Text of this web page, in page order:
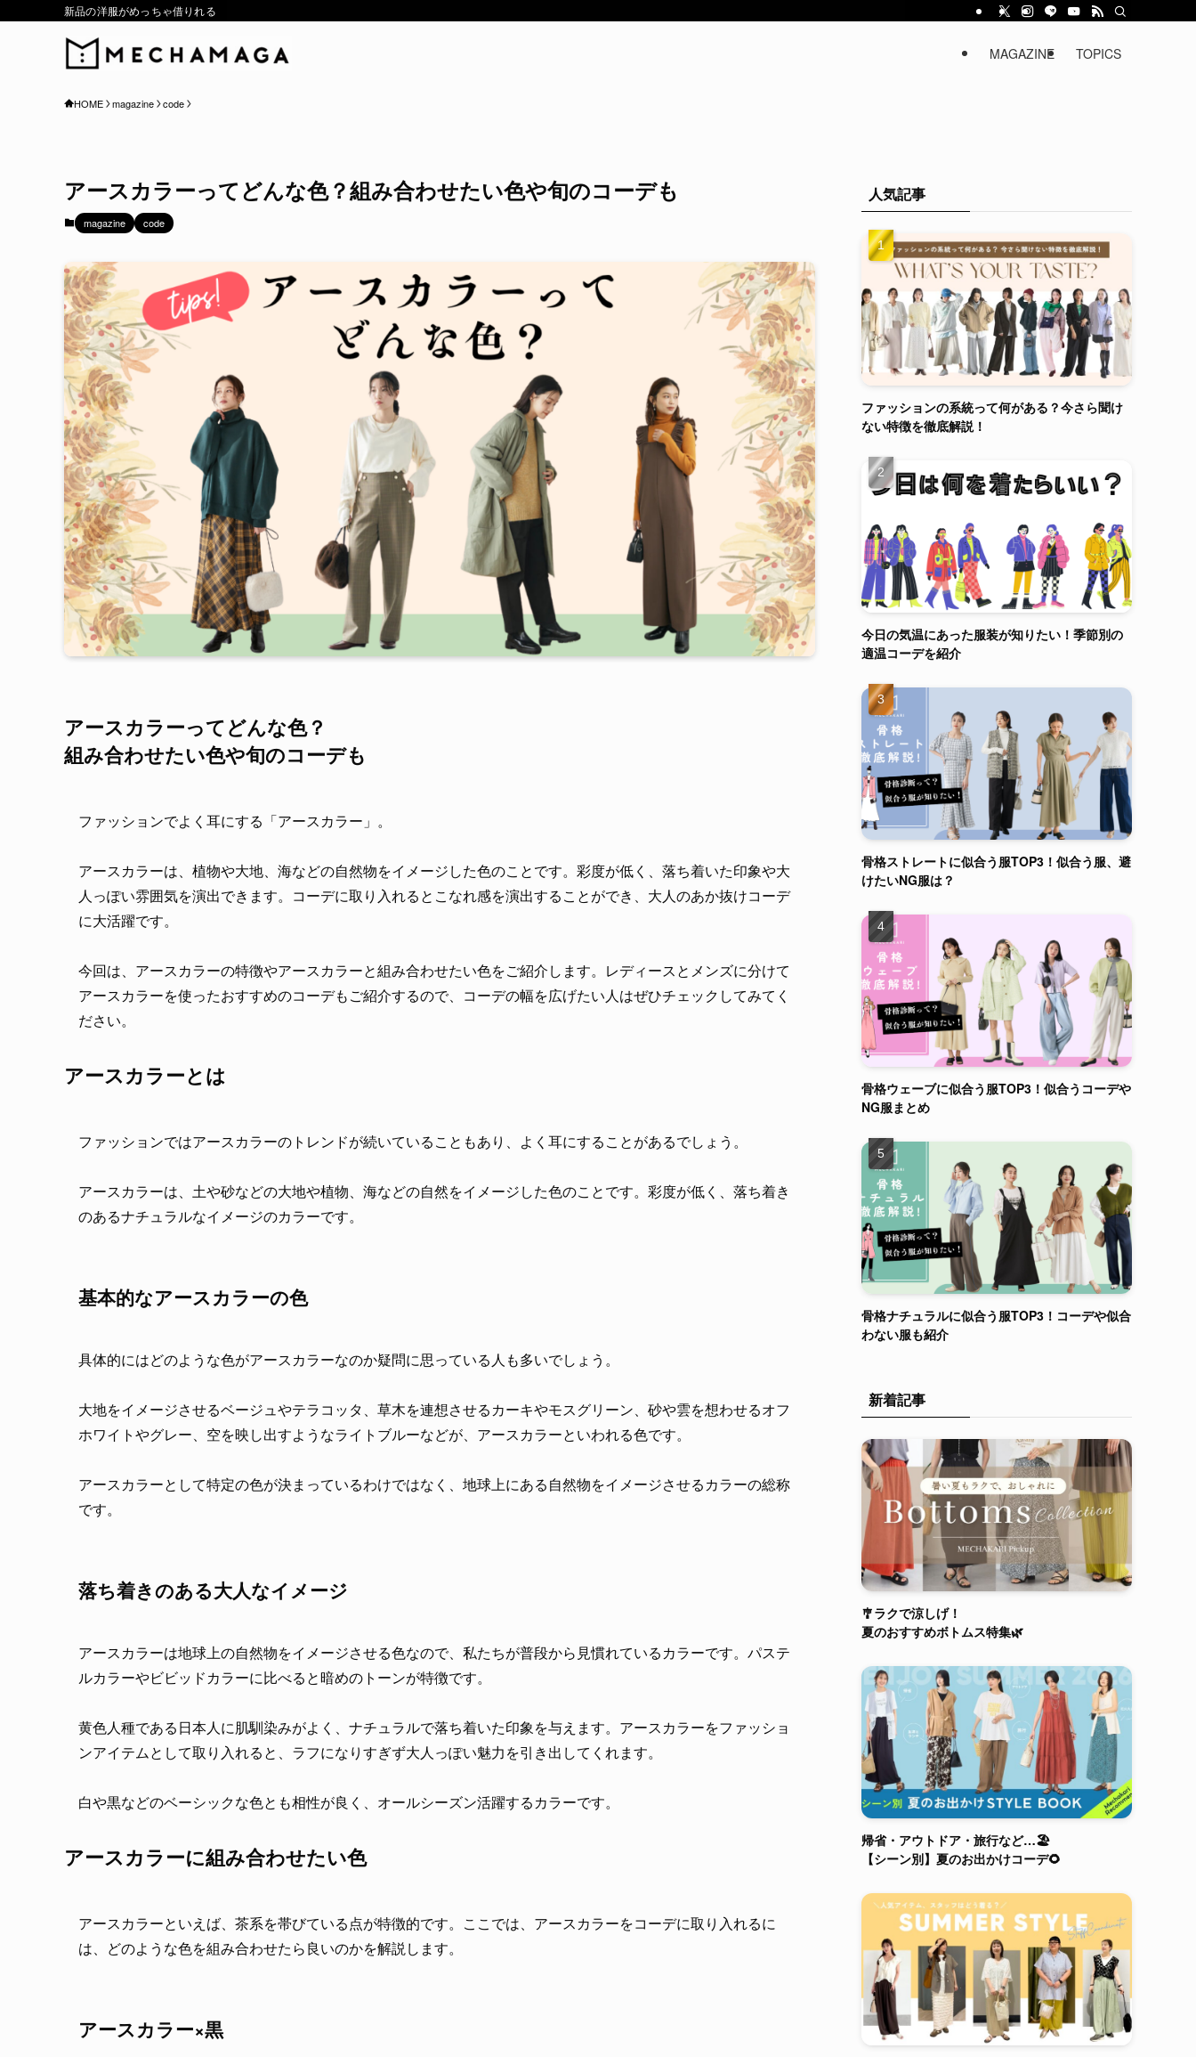
新品の洋服がめっちゃ借りれる
MAGAZINE TOPICS
HOME magazine code
アースカラーってどんな色？組み合わせたい色や旬のコーデも
magazine code
アースカラーってどんな色？
組み合わせたい色や旬のコーデも
ファッションでよく耳にする「アースカラー」。
アースカラーは、植物や大地、海などの自然物をイメージした色のことです。彩度が低く、落ち着いた印象や大
人っぽい雰囲気を演出できます。コーデに取り入れるとこなれ感を演出することができ、大人のあか抜けコーデ
に大活躍です。
今回は、アースカラーの特徴やアースカラーと組み合わせたい色をご紹介します。レディースとメンズに分けて
アースカラーを使ったおすすめのコーデもご紹介するので、コーデの幅を広げたい人はぜひチェックしてみてく
ださい。
アースカラーとは
ファッションではアースカラーのトレンドが続いていることもあり、よく耳にすることがあるでしょう。
アースカラーは、土や砂などの大地や植物、海などの自然をイメージした色のことです。彩度が低く、落ち着き
のあるナチュラルなイメージのカラーです。
基本的なアースカラーの色
具体的にはどのような色がアースカラーなのか疑問に思っている人も多いでしょう。
大地をイメージさせるベージュやテラコッタ、草木を連想させるカーキやモスグリーン、砂や雲を想わせるオフ
ホワイトやグレー、空を映し出すようなライトブルーなどが、アースカラーといわれる色です。
アースカラーとして特定の色が決まっているわけではなく、地球上にある自然物をイメージさせるカラーの総称
です。
落ち着きのある大人なイメージ
アースカラーは地球上の自然物をイメージさせる色なので、私たちが普段から見慣れているカラーです。パステ
ルカラーやビビッドカラーに比べると暗めのトーンが特徴です。
黄色人種である日本人に肌馴染みがよく、ナチュラルで落ち着いた印象を与えます。アースカラーをファッショ
ンアイテムとして取り入れると、ラフになりすぎず大人っぽい魅力を引き出してくれます。
白や黒などのベーシックな色とも相性が良く、オールシーズン活躍するカラーです。
アースカラーに組み合わせたい色
アースカラーといえば、茶系を帯びている点が特徴的です。ここでは、アースカラーをコーデに取り入れるに
は、どのような色を組み合わせたら良いのかを解説します。
アースカラー×黒
人気記事
ファッションの系統って何がある？今さら聞け
ない特徴を徹底解説！
今日の気温にあった服装が知りたい！季節別の
適温コーデを紹介
骨格ストレートに似合う服TOP3！似合う服、避
けたいNG服は？
骨格ウェーブに似合う服TOP3！似合うコーデや
NG服まとめ
骨格ナチュラルに似合う服TOP3！コーデや似合
わない服も紹介
新着記事
🎐ラクで涼しげ！
夏のおすすめボトムス特集🌿
帰省・アウトドア・旅行など…🏖️
【シーン別】夏のお出かけコーデ🌻